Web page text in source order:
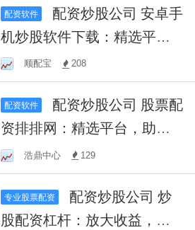
配资软件
机炒股软件下载：精选平
台，随时随地把握投资机
会！
顺配宝 208
配资软件
资排排网：精选平台，助您
掘金股市！
浩鼎中心 129
专业股票配资
股配资杠杆：放大收益，风